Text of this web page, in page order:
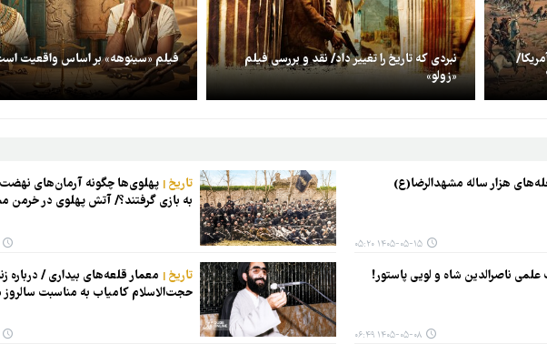
نبردی که تاریخ را تغییر داد/ نقد و بررسی فیلم
«زولو»
فیلم «سینوهه» بر اساس واقعیت
هزار ساله مشهدالرضا(ع)
۱۴۰۵-۰۵-۱۵ ۰۵:۲۰
تاریخ پهلوی‌ها چگونه آرمان‌های
به بازی گرفتند؟/ آتش پهلوی در خرمن
علمی ناصرالدین‌ شاه و لویی پاستور!
۱۴۰۵-۰۵-۰۸ ۰۶:۴۹
تاریخ
معمار قلعه‌های بیداری / درباره
حجت‌الاسلام کامیاب به مناسبت